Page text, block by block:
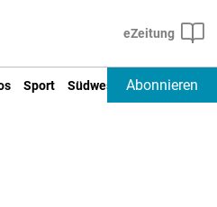
Sport Südwest Deutschland
Abonnieren